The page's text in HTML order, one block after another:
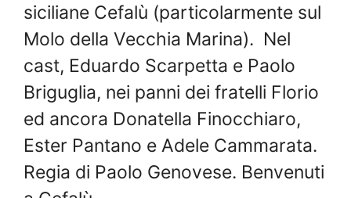
siciliane Cefalù (particolarmente sul
Molo della Vecchia Marina). Nel
cast, Eduardo Scarpetta e Paolo
Briguglia, nei panni dei fratelli Florio
ed ancora Donatella Finocchiaro,
Ester Pantano e Adele Cammarata.
Regia di Paolo Genovese. Benvenuti